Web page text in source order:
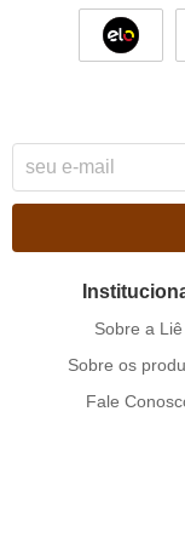
Sobre a Liê
Sobre os
Fale